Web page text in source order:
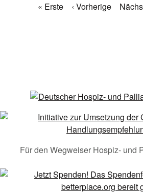
« Erste
‹ Vorherige
Für den Wegweiser Hospiz- und